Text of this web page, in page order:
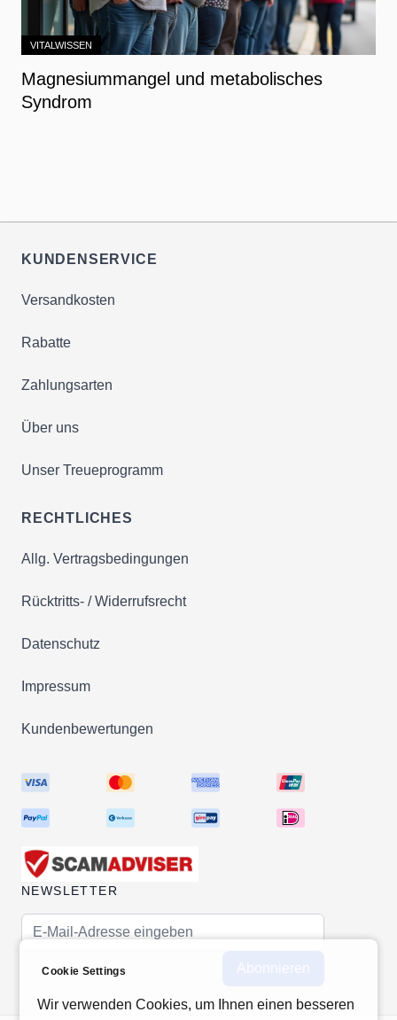
VITALWISSEN
Magnesiummangel und metabolisches
Syndrom
KUNDENSERVICE
Versandkosten
Rabatte
Zahlungsarten
Über uns
Unser Treueprogramm
RECHTLICHES
Allg. Vertragsbedingungen
Rücktritts- / Widerrufsrecht
Datenschutz
Impressum
Kundenbewertungen
NEWSLETTER
E-Mail-Adresse
Cookie Settings
Wir verwenden Cookies, um Ihnen einen besseren